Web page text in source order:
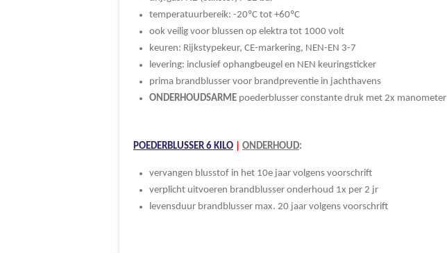
temperatuurbereik: -20ºC tot +60ºC
ook veilig voor blussen op elektra tot 1000 volt
keuren: Rijkstypekeur, CE-markering, NEN-EN 3-7
levering: inclusief ophangbeugel en NEN keuringsticker
prima brandblusser voor brandpreventie in jachthavens
ONDERHOUDSARMEpoederblusser constante druk met 2x manometer
POEDERBLUSSER 6 KILO ONDERHOUD:
vervangen blusstof in het 10e jaar volgens voorschrift
verplicht uitvoeren brandblusser onderhoud 1x per 2 jr
levensduur brandblusser max. 20 jaar volgens voorschrift